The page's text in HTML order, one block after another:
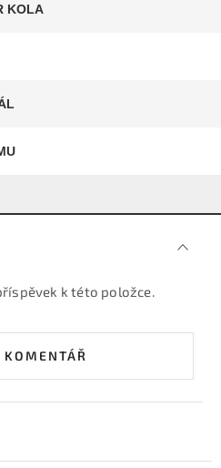
KOLA
k této položce.
KOMENTÁŘ